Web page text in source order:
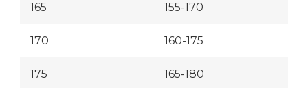
165 155-170
170 160-175
175 165-180